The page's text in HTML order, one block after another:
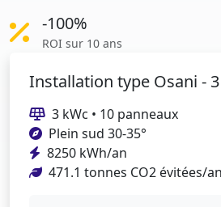
-100%
ROI sur 10 ans
Installation type Osani -
3 kWc • 10 panneaux
Plein sud 30-35°
8250 kWh/an
471.1 tonnes CO2 évitées/an